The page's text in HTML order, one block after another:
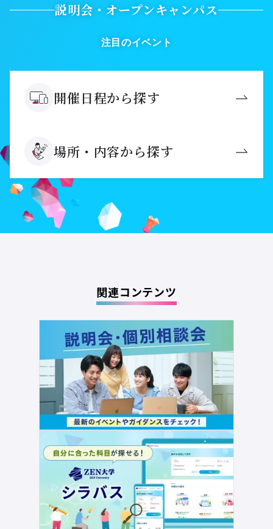
説明会・オープンキャンパス
注目のイベント
開催日程から探す
場所・内容から探す
関連コンテンツ